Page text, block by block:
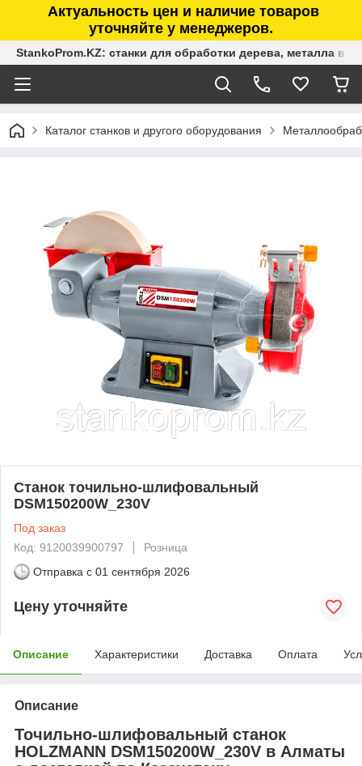
Актуальность цен и наличие товаров
уточняйте у менеджеров.
StankoProm.KZ: станки для обработки дерева, металла в
Каталог станков и другого оборудования
Станок точильно-шлифовальный
DSM150200W_230V
Под заказ
Код: 9120039900797
Розница
Отправка с 01 сентября 2026
Цену уточняйте
Описание Характеристики Доставка Оплата
Описание
Точильно-шлифовальный станок
HOLZMANN DSM150200W_230V в Алматы